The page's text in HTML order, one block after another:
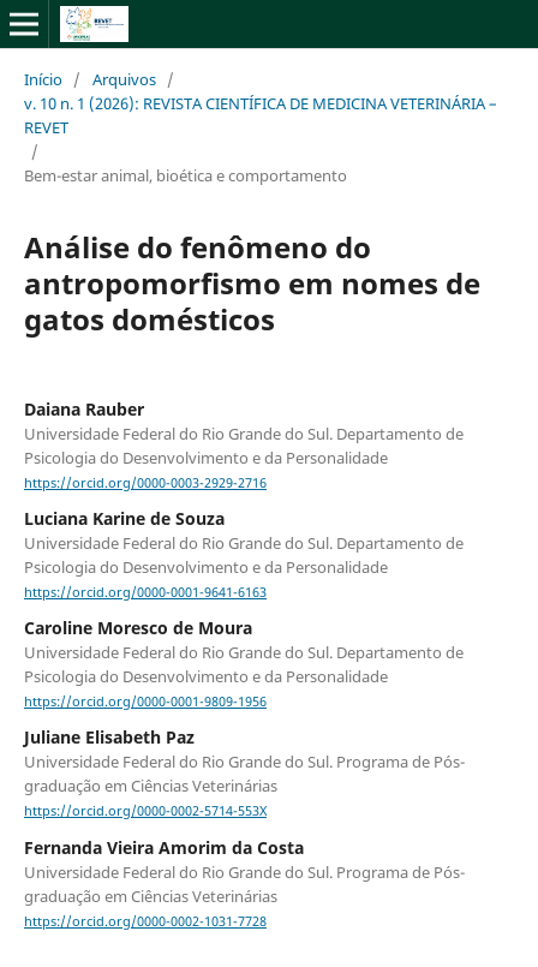
Início / Arquivos /
v. 10 n. 1 (2026): REVISTA CIENTÍFICA DE MEDICINA VETERINÁRIA –
REVET
/
Bem-estar animal, bioética e comportamento
Análise do fenômeno do
antropomorfismo em nomes de
gatos domésticos
Daiana Rauber
Universidade Federal do Rio Grande do Sul. Departamento de
Psicologia do Desenvolvimento e da Personalidade
https://orcid.org/0000-0003-2929-2716
Luciana Karine de Souza
Universidade Federal do Rio Grande do Sul. Departamento de
Psicologia do Desenvolvimento e da Personalidade
https://orcid.org/0000-0001-9641-6163
Caroline Moresco de Moura
Universidade Federal do Rio Grande do Sul. Departamento de
Psicologia do Desenvolvimento e da Personalidade
https://orcid.org/0000-0001-9809-1956
Juliane Elisabeth Paz
Universidade Federal do Rio Grande do Sul. Programa de Pós-
graduação em Ciências Veterinárias
https://orcid.org/0000-0002-5714-553X
Fernanda Vieira Amorim da Costa
Universidade Federal do Rio Grande do Sul. Programa de Pós-
graduação em Ciências Veterinárias
https://orcid.org/0000-0002-1031-7728